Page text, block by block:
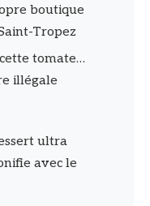
boutique
Tropez
tomate…
illégale
ultra
avec le